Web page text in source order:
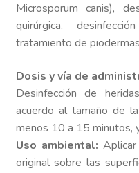
Microsporum canis),
quirúrgica,
tratamiento de
Dosis y vía de
Desinfección de
acuerdo al tamaño de
menos 10 a 15 minutos,
Uso ambiental:
original sobre las